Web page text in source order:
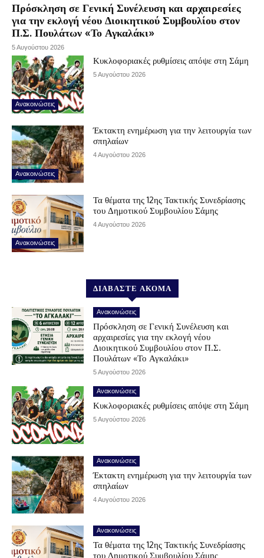
Πρόσκληση σε Γενική Συνέλευση και αρχαιρεσίες
για την εκλογή νέου Διοικητικού Συμβουλίου στον
Π.Σ. Πουλάτων «Το Αγκαλάκι»
5 Αυγούστου 2026
Ανακοινώσεις
Κυκλοφοριακές ρυθμίσεις απόψε στη Σάμη
5 Αυγούστου 2026
Ανακοινώσεις
Έκτακτη ενημέρωση για την λειτουργία των
σπηλαίων
4 Αυγούστου 2026
Ανακοινώσεις
Τα θέματα της 12ης Τακτικής Συνεδρίασης
του Δημοτικού Συμβουλίου Σάμης
4 Αυγούστου 2026
ΔΙΑΒΑΣΤΕ ΑΚΟΜΑ
Ανακοινώσεις
Πρόσκληση σε Γενική Συνέλευση και
αρχαιρεσίες για την εκλογή νέου
Διοικητικού Συμβουλίου στον Π.Σ.
Πουλάτων «Το Αγκαλάκι»
5 Αυγούστου 2026
Ανακοινώσεις
Κυκλοφοριακές ρυθμίσεις απόψε στη Σάμη
5 Αυγούστου 2026
Ανακοινώσεις
Έκτακτη ενημέρωση για την λειτουργία των
σπηλαίων
4 Αυγούστου 2026
Ανακοινώσεις
Τα θέματα της 12ης Τακτικής Συνεδρίασης
του Δημοτικού Συμβουλίου Σάμης